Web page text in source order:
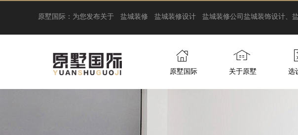
原墅国际：为您发布关于 盐城装修 盐城装修设计 盐城装修公司 盐城装饰设计、
原墅国际 关于原墅 选